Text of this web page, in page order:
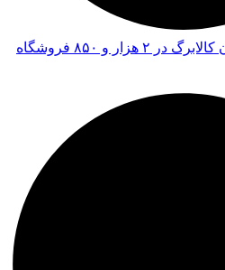
ارائه خدمات به دارندگان کالابرگ در ۲ هزار و ۸۵۰ فروشگاه